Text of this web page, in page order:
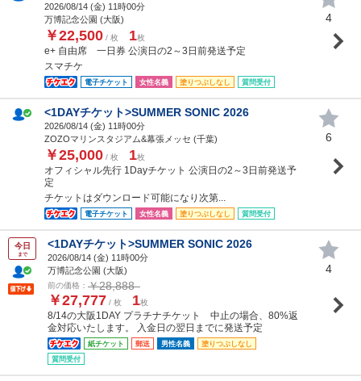
2026/08/14 (金) 11時00分
万博記念公園 (大阪)
￥22,500 / 枚 1枚
e+ 自由席 一日券 公演日の2～3日前発送予定
スマチケ
電子チケット 女性名義 塗りつぶしなし 質問受付
4
<1DAYチケット>SUMMER SONIC 2026
2026/08/14 (金) 11時00分
ZOZOマリンスタジアム&幕張メッセ (千葉)
￥25,000 / 枚 1枚
オフィシャル先行 1Dayチケット 公演日の2～3日前発送予
定
チケットはダウンロード可能になり次第...
電子チケット 女性名義 塗りつぶしなし 質問受付
6
今日
まで
<1DAYチケット>SUMMER SONIC 2026
2026/08/14 (金) 11時00分
万博記念公園 (大阪)
前の価格： ￥28,888
￥27,777 / 枚 1枚
8/14の大阪1DAY プラチナチケット 中止の場合、80%返
金対応いたします。 入金日の翌日までに発送予定
紙チケット 郵送 男性名義
塗りつぶしなし
質問受付
4